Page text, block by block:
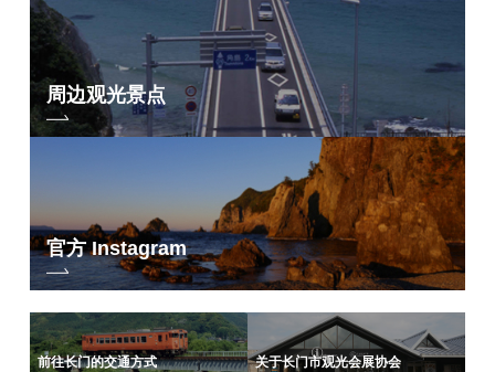
周边观光景点
官方 Instagram
前往长门的交通方式 关于长门市观光会展协会